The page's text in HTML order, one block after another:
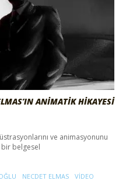
ANIMATIK HIKAYESI
ve animasyonunu
bir belgesel
NECDET ELMAS VIDEO